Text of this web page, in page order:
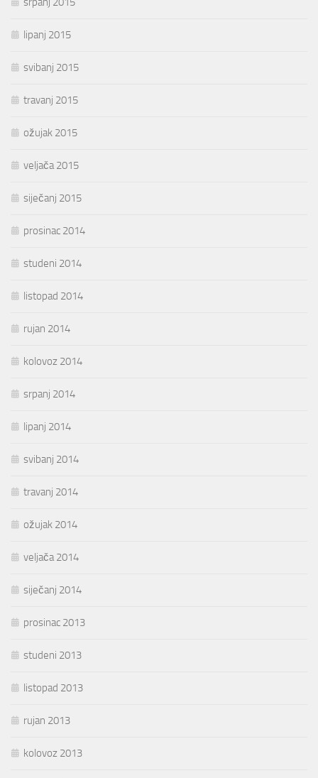
lipanj 2015
svibanj 2015
travanj 2015
ožujak 2015
veljača 2015
siječanj 2015
prosinac 2014
studeni 2014
listopad 2014
rujan 2014
kolovoz 2014
srpanj 2014
lipanj 2014
svibanj 2014
travanj 2014
ožujak 2014
veljača 2014
siječanj 2014
prosinac 2013
studeni 2013
listopad 2013
rujan 2013
kolovoz 2013